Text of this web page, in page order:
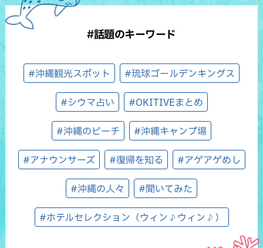
#話題のキーワード
#沖縄観光スポット #琉球ゴールデンキングス
#シウマ占い #OKITIVEまとめ
#沖縄のビーチ #沖縄キャンプ場
#アナウンサーズ #復帰を知る #アゲアゲめし
#沖縄の人々 #聞いてみた
#ホテルセレクション（ウィン♪ウィン♪）